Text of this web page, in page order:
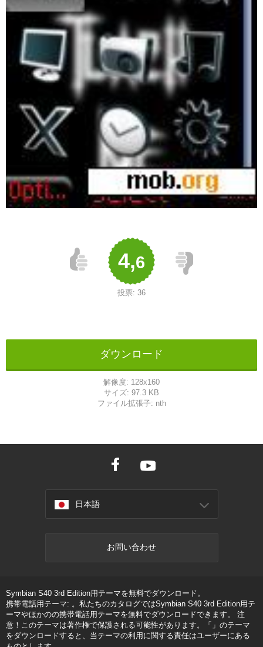
4,6
投票: 36
ダウンロード
解像度: 128x160
サイズ: 97.3 KB
ファイル拡張子: nth
日本語
お問い合わせ
Symbian S40 3rd Edition用テーマを無料でダウンロード。
携帯電話用テーマ: 。私たちのカタログではSymbian S40 3rd Edition用テ
ーマやほかのの携帯電話用テーマを無料でダウンロードできます。 注
意！このテーマは著作権で保護される可能性があります。「」のテーマ
をダウンロードすると、当テーマの利用に関する責任はユーザーにある